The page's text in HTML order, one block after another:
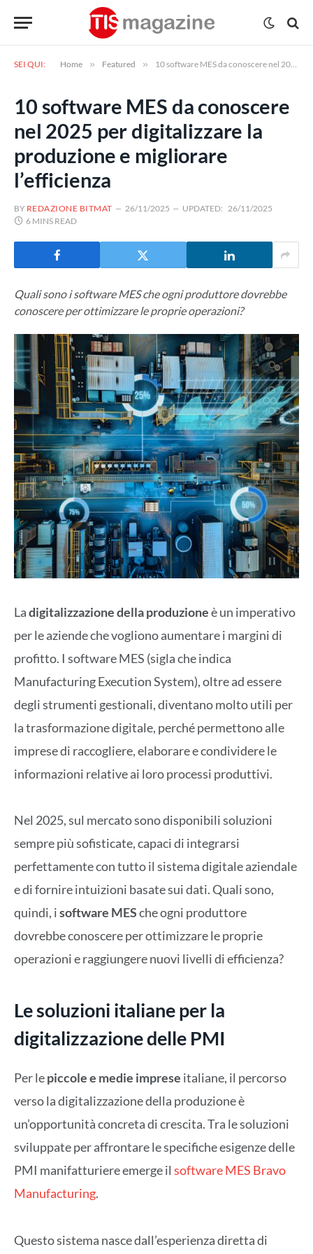
SEI QUI: Home » Featured » 10 software MES da conoscere nel 2025 per digitalizzare la produzione e migliorare l’efficienza
10 software MES da conoscere
nel 2025 per digitalizzare la
produzione e migliorare
l’efficienza
BY REDAZIONE BITMAT 26/11/2025 UPDATED: 26/11/2025
6 MINS READ
Quali sono i software MES che ogni produttore dovrebbe
conoscere per ottimizzare le proprie operazioni?
Ladigitalizzazione della produzioneè un imperativo
per le aziende che vogliono aumentare i margini di
profitto. I software MES (sigla che indica
Manufacturing Execution System), oltre ad essere
degli strumenti gestionali, diventano molto utili per
la trasformazione digitale, perché permettono alle
imprese di raccogliere, elaborare e condividere le
informazioni relative ai loro processi produttivi.
Nel 2025, sul mercato sono disponibili soluzioni
sempre più sofisticate, capaci di integrarsi
perfettamente con tutto il sistema digitale aziendale
e di fornire intuizioni basate sui dati. Quali sono,
quindi, isoftware MESche ogni produttore
dovrebbe conoscere per ottimizzare le proprie
operazioni e raggiungere nuovi livelli di efficienza?
Le soluzioni italiane per la
digitalizzazione delle PMI
Per lepiccole e medie imprese italiane, il percorso
verso la digitalizzazione della produzione è
un’opportunità concreta di crescita. Tra le soluzioni
sviluppate per affrontare le specifiche esigenze delle
PMI manifatturiere emerge il software MES Bravo
Manufacturing.
Questo sistema nasce dall’esperienza diretta di